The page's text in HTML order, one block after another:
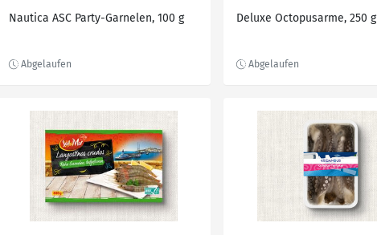
Nautica ASC Party-Garnelen, 100 g Deluxe Octopusarme, 250 g